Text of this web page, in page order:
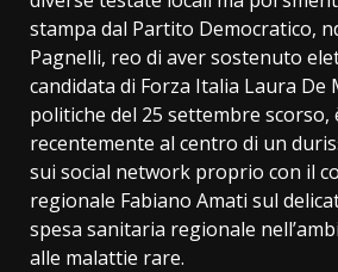
stampa dal Partito Democratico,
Pagnelli, reo di aver sostenuto
candidata di Forza Italia Laura De
politiche del 25 settembre scorso,
recentemente al centro di un
sui social network proprio con il
regionale Fabiano Amati sul
spesa sanitaria regionale
alle malattie rare.